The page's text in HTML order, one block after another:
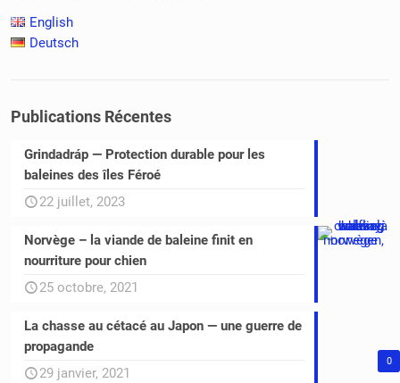
English
Deutsch
Publications Récentes
Grindadráp — Protection durable pour les
baleines des îles Féroé
22 juillet, 2023
Norvège – la viande de baleine finit en
nourriture pour chien
25 octobre, 2021
0
La chasse au cétacé au Japon — une guerre de
propagande
29 janvier, 2021